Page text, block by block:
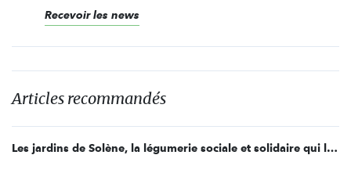
Recevoir les news
Articles recommandés
Les jardins de Solène, la légumerie sociale et solidaire qui lutte contre le gaspillage alimentaire